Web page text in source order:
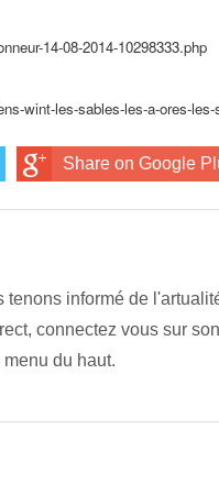
14-08-2014-10298333.php
wint-les-sables-les-a-ores-les-
Share on Google
tenons informé de
connectez vous sur son
du haut.